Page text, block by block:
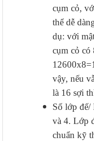
cụm cỏ,
thể dễ
dụ: với
cụm cỏ có
vậy, nếu
là 16 sợi
Số lớp đế/
và 4. Lớp
chuẩn kỹ